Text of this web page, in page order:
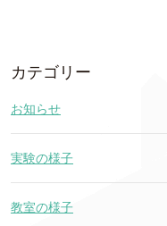
カテゴリー
お知らせ
実験の様子
教室の様子